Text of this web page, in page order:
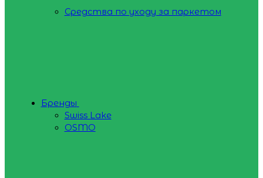
Средства по уходу за паркетом
Бренды
Swiss Lake
OSMO